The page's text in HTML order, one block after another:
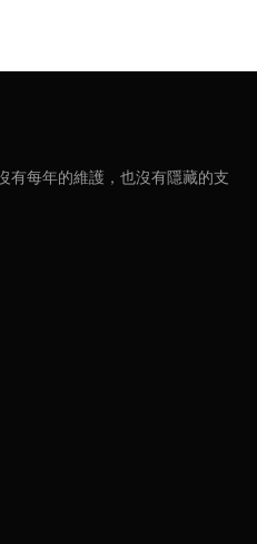
有每年的維護，也沒有隱藏的支